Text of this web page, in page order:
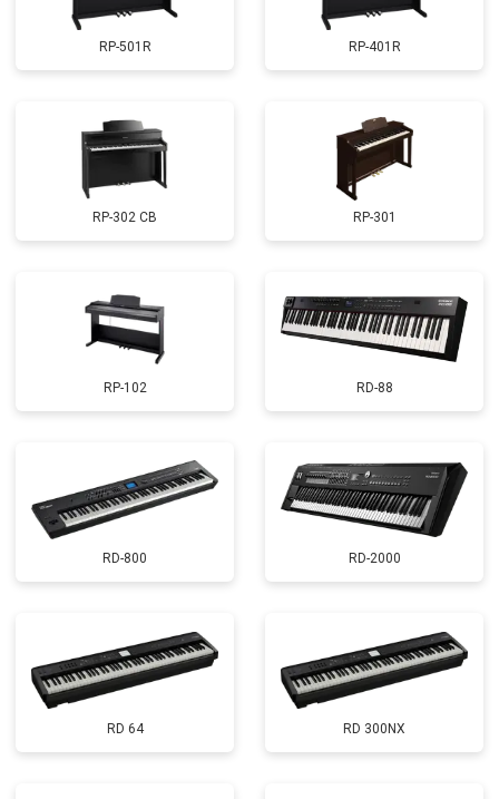
RP-501R RP-401R
RP-302 CB RP-301
RP-102 RD-88
RD-800 RD-2000
RD 64 RD 300NX